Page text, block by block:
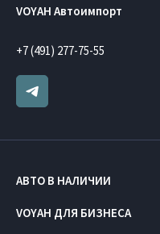
VOYAH Автоимпорт
+7 (491) 277-75-55
АВТО В НАЛИЧИИ
VOYAH ДЛЯ БИЗНЕСА